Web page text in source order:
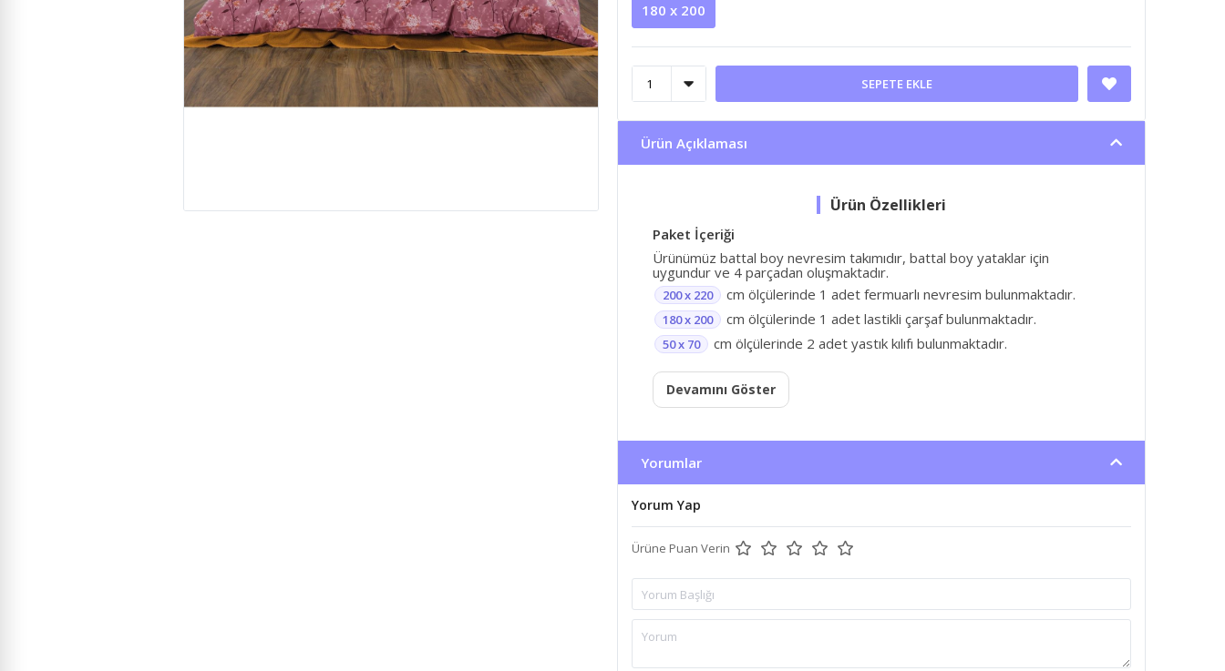
180 x 200
SEPETE EKLE
Ürün Açıklaması
Paket İçeriği
Ürünümüz battal boy nevresim takımıdır, battal boy yataklar için
uygundur ve 4 parçadan oluşmaktadır.
200 x 220 cm ölçülerinde 1 adet fermuarlı nevresim bulunmaktadır.
180 x 200 cm ölçülerinde 1 adet lastikli çarşaf bulunmaktadır.
50 x 70 cm ölçülerinde 2 adet yastık kılıfı bulunmaktadır.
Devamını Göster
Yorumlar
Yorum Yap
Ürüne Puan Verin